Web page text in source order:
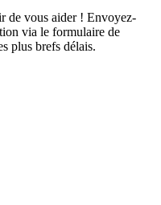
de vous aider ! Envoyez-
via le formulaire de
plus brefs délais.